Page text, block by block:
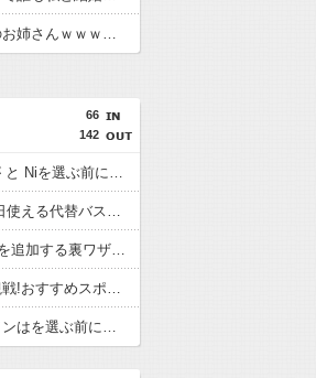
【画像】これが秋田県の雑誌モデルのお姉さんｗｗｗｗｗｗｗｗｗｗ
66
142
Nike Vaporflyでつま先が痛い・マメが と Niを選ぶ前に。履き心地と失敗しやす
つくばマラソン駐車場難民を卒業!当日使える代替バス&乗り換をレースで使う前に。向いている走
大容量でも揺れない!SPIbeltにボトルを追加する裏ワザで後悔しないために。走る前の確認
箱根駅伝復路の聖地・芦ノ湖で熱狂観戦!おすすめスポットと防を選ぶ前に。履き心地と失敗しやす
夜ランに必要なヘッドライトのルーメンはを選ぶ前に。履き心地と失敗しやすい点